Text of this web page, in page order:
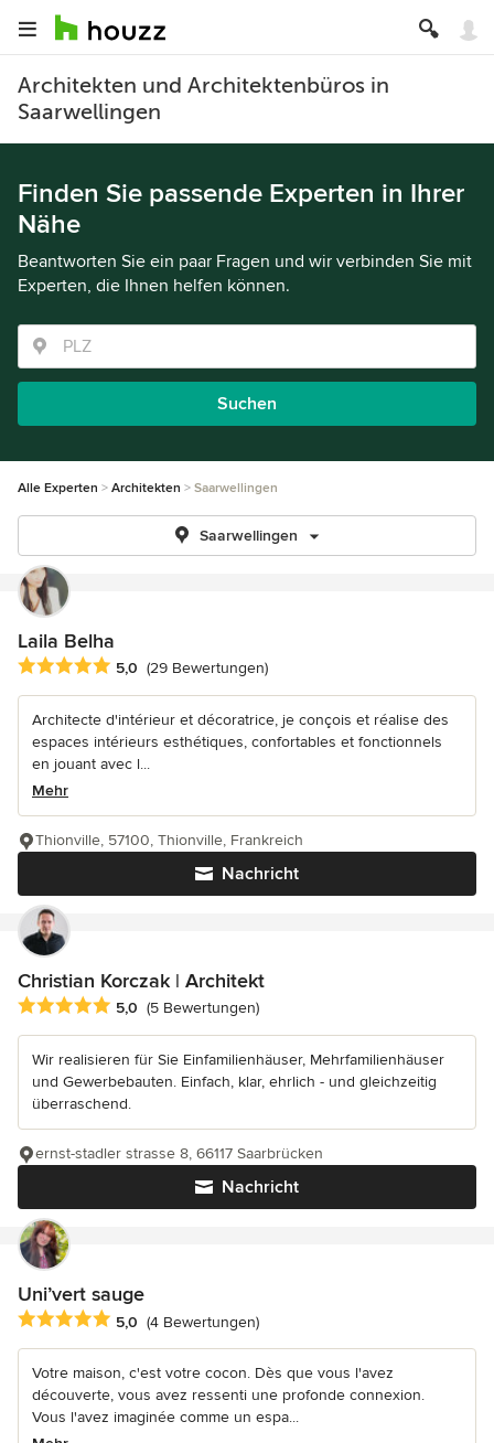
Architekten und Architektenbüros in
Saarwellingen
Finden Sie passende Experten in Ihrer
Nähe
Beantworten Sie ein paar Fragen und wir verbinden Sie mit
Experten, die Ihnen helfen können.
Suchen
Alle Experten Architekten Saarwellingen
Saarwellingen
Laila Belha
Durchschnittliche Bewertung: 5 von 5 Sternen
5,0 (29 Bewertungen)
Architecte d'intérieur et décoratrice, je conçois et réalise des
espaces intérieurs esthétiques, confortables et fonctionnels
en jouant avec l...
Mehr
Nachricht
Thionville, 57100, Thionville, Frankreich
Christian Korczak | Architekt
Durchschnittliche Bewertung: 5 von 5 Sternen
5,0 (5 Bewertungen)
Wir realisieren für Sie Einfamilienhäuser, Mehrfamilienhäuser
und Gewerbebauten. Einfach, klar, ehrlich - und gleichzeitig
überraschend.
Nachricht
ernst-stadler strasse 8, 66117 Saarbrücken
Uni’vert sauge
Durchschnittliche Bewertung: 5 von 5 Sternen
5,0 (4 Bewertungen)
Votre maison, c'est votre cocon. Dès que vous l'avez
découverte, vous avez ressenti une profonde connexion.
Vous l'avez imaginée comme un espa...